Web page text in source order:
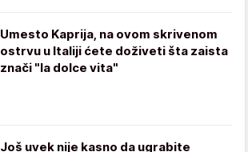
Umesto Kaprija, na ovom skrivenom
ostrvu u Italiji ćete doživeti šta zaista
znači "la dolce vita"
Još uvek nije kasno da ugrabite